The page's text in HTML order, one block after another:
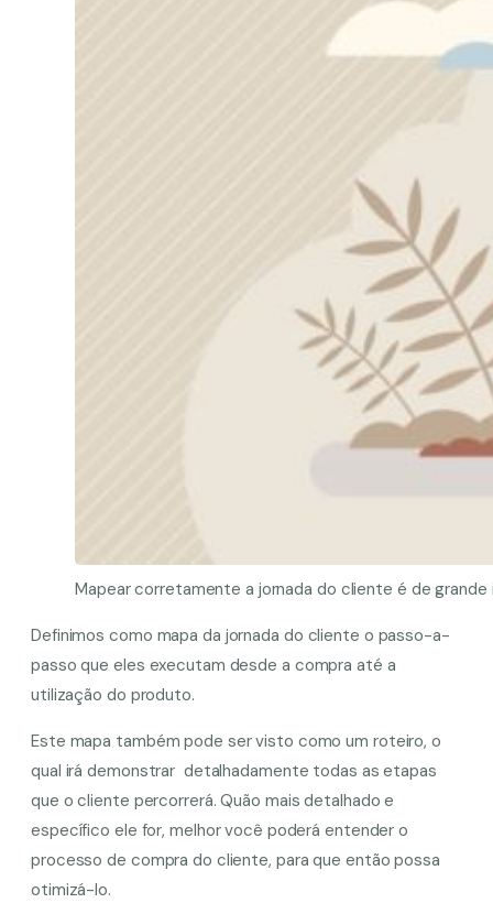
Mapear corretamente a jornada do cliente é de
Definimos como mapa da jornada do cliente o passo-a-
passo que eles executam desde a compra até a
utilização do produto.
Este mapa também pode ser visto como um roteiro, o
qual irá demonstrar detalhadamente todas as etapas
que o cliente percorrerá. Quão mais detalhado e
específico ele for, melhor você poderá entender o
processo de compra do cliente, para que então possa
otimizá-lo.